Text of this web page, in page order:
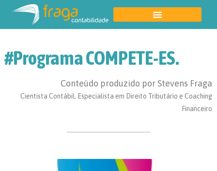
#programa COMPETE-ES.
Conteúdo produzido por Stevens Fraga
Cientista Contábil, Especialista em Direito Tributário e Coaching
Financeiro